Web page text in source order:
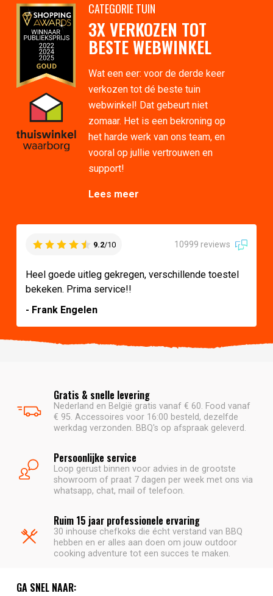
CATEGORIE TUIN
3X VERKOZEN TOT
BESTE WEBWINKEL
Wat een eer: voor de derde keer
verkozen tot dé beste tuin
webwinkel! Dat gebeurt niet
zomaar. Het is een bekroning op
het harde werk van ons team, en
vooral op jullie vertrouwen en
support!
Lees meer
9.2/10 10999 reviews
Heel goede uitleg gekregen, verschillende toestel
bekeken. Prima service!!
- Frank Engelen
Gratis & snelle levering
Nederland en België gratis vanaf € 60. Food vanaf
€ 95. Accessoires voor 16:00 besteld, dezelfde
werkdag verzonden. BBQ's op afspraak geleverd.
Persoonlijke service
Loop gerust binnen voor advies in de grootste
showroom of praat 7 dagen per week met ons via
whatsapp, chat, mail of telefoon.
Ruim 15 jaar professionele ervaring
30 inhouse chefkoks die écht verstand van BBQ
hebben en er alles aan doen om jouw outdoor
cooking adventure tot een succes te maken.
GA SNEL NAAR: